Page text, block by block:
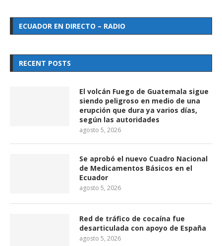
ECUADOR EN DIRECTO – RADIO
RECENT POSTS
El volcán Fuego de Guatemala sigue
siendo peligroso en medio de una
erupción que dura ya varios días,
según las autoridades
agosto 5, 2026
Se aprobó el nuevo Cuadro Nacional
de Medicamentos Básicos en el
Ecuador
agosto 5, 2026
Red de tráfico de cocaína fue
desarticulada con apoyo de España
agosto 5, 2026